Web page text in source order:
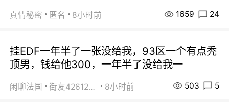
真情秘密 匿名 8小时前 1659 24
挂EDF一年半了一张没给我，93区一个有点秃
顶男，钱给他300，一年半了没给我一
闲聊法国 街友42612092 8小时前 503 5